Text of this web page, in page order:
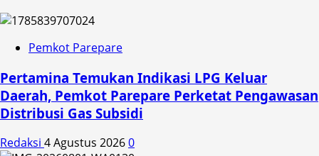
Pemkot Parepare
Pertamina Temukan Indikasi LPG Keluar
Daerah, Pemkot Parepare Perketat Pengawasan
Distribusi Gas Subsidi
Redaksi 4 Agustus 20260